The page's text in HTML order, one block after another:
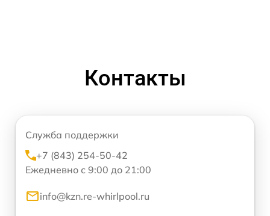
Контакты
Служба поддержки
+7 (843) 254-50-42
Ежедневно с 9:00 до 21:00
info@kzn.re-whirlpool.ru